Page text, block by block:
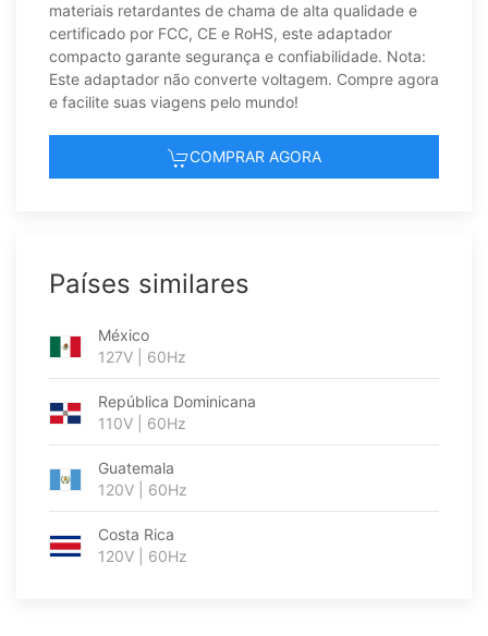
materiais retardantes de chama de alta qualidade e
certificado por FCC, CE e RoHS, este adaptador
compacto garante segurança e confiabilidade. Nota:
Este adaptador não converte voltagem. Compre agora
e facilite suas viagens pelo mundo!
COMPRAR AGORA
Países similares
México
127V | 60Hz
República Dominicana
110V | 60Hz
Guatemala
120V | 60Hz
Costa Rica
120V | 60Hz